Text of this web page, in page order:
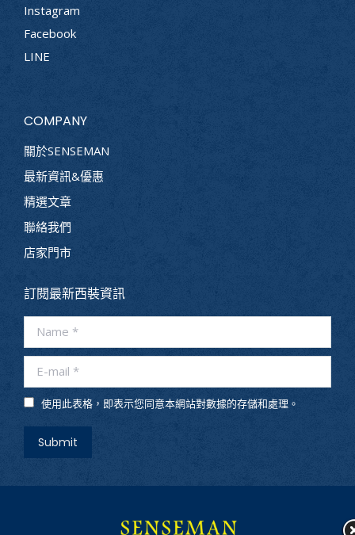
Instagram
Facebook
LINE
COMPANY
關於SENSEMAN
最新資訊&優惠
精選文章
聯絡我們
店家門市
訂閱最新西裝資訊
使用此表格，即表示您同意本網站對數據的存儲和處理。
Submit